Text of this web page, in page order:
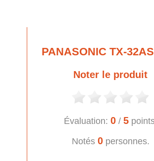
PANASONIC TX-
Noter le produit
Évaluation: 0/ 5
Notés 0personnes.